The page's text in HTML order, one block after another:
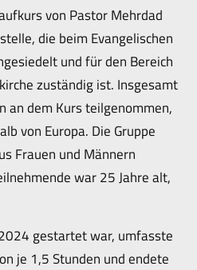
von Pastor Mehrdad
die beim Evangelischen
und für den Bereich
zuständig ist. Insgesamt
an dem Kurs teilgenommen,
von Europa. Die Gruppe
Frauen und Männern
war 25 Jahre alt,
gestartet war, umfasste
je 1,5 Stunden und endete